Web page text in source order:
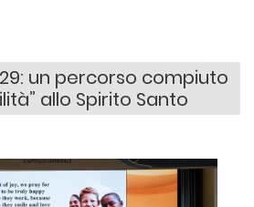
un percorso compiuto
allo Spirito Santo